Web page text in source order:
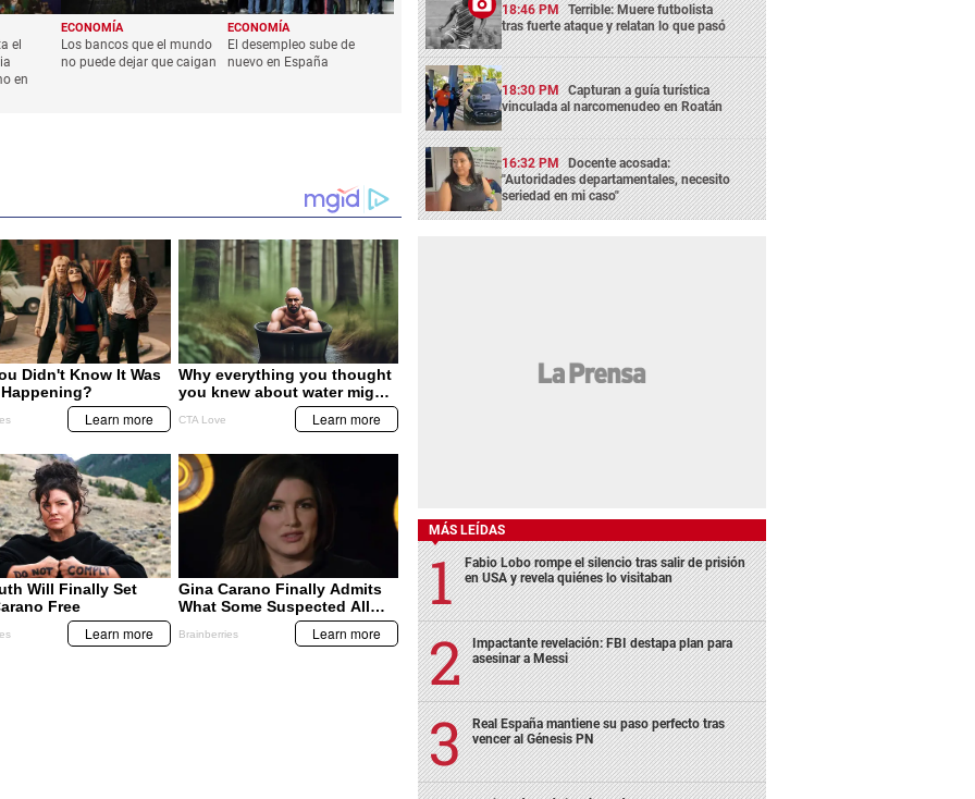
el
en
ECONOMÍA
Los bancos que el mundo
no puede dejar que caigan
ECONOMÍA
El desempleo sube de
nuevo en España
18:46 PM Terrible: Muere futbolista
tras fuerte ataque y relatan lo que pasó
18:30 PM Capturan a guía turística
vinculada al narcomenudeo en Roatán
16:32 PM Docente acosada:
"Autoridades departamentales, necesito
seriedad en mi caso"
MÁS LEÍDAS
Fabio Lobo rompe el silencio tras salir de prisión
en USA y revela quiénes lo visitaban
Impactante revelación: FBI destapa plan para
asesinar a Messi
Real España mantiene su paso perfecto tras
vencer al Génesis PN